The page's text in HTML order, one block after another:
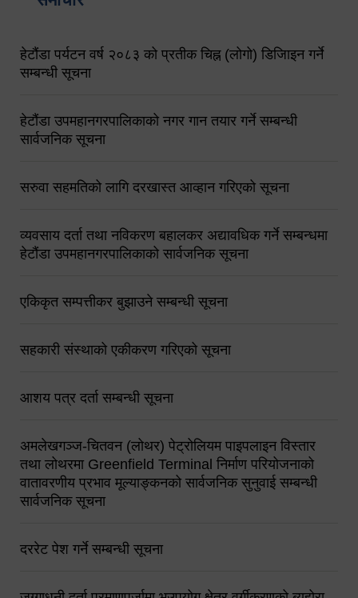
हेटौंडा पर्यटन वर्ष २०८३ को प्रतीक चिह्न (लोगो) डिजिाइन गर्ने
सम्बन्धी सूचना
हेटौंडा उपमहानगरपालिकाको नगर गान तयार गर्ने सम्बन्धी
सार्वजनिक सूचना
सरुवा सहमतिको लागि दरखास्त आव्हान गरिएको सूचना
व्यवसाय दर्ता तथा नविकरण बहालकर अद्यावधिक गर्ने सम्बन्धमा
हेटौंडा उपमहानगरपालिकाको सार्वजनिक सूचना
एकिकृत सम्पत्तीकर बुझाउने सम्बन्धी सूचना
सहकारी संस्थाको एकीकरण गरिएको सूचना
आशय पत्र दर्ता सम्बन्धी सूचना
अमलेखगञ्ज-चितवन (लोथर) पेट्रोलियम पाइपलाइन विस्तार
तथा लोथरमा Greenfield Terminal निर्माण परियोजनाको
वातावरणीय प्रभाव मूल्याङ्कनको सार्वजनिक सुनुवाई सम्बन्धी
सार्वजनिक सूचना
दररेट पेश गर्ने सम्बन्धी सूचना